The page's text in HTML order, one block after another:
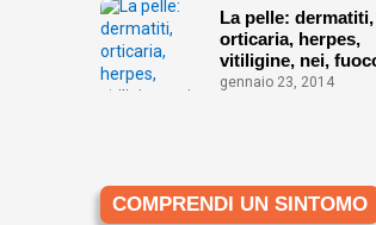
La pelle: dermatiti,
orticaria, herpes,
vitiligine, nei,
Sant'Antonio ecc.
gennaio 23, 2014
COMPRENDI UN SINTOMO